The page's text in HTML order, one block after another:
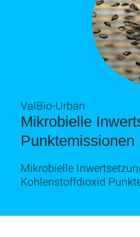
Mikrobielle
Punktemissionen
ValBio-Urban
Mikrobielle
Kohlenstoffdioxid